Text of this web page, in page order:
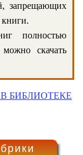
запрещающих
книги.
полностью
скачать
БИБЛИОТЕКЕ